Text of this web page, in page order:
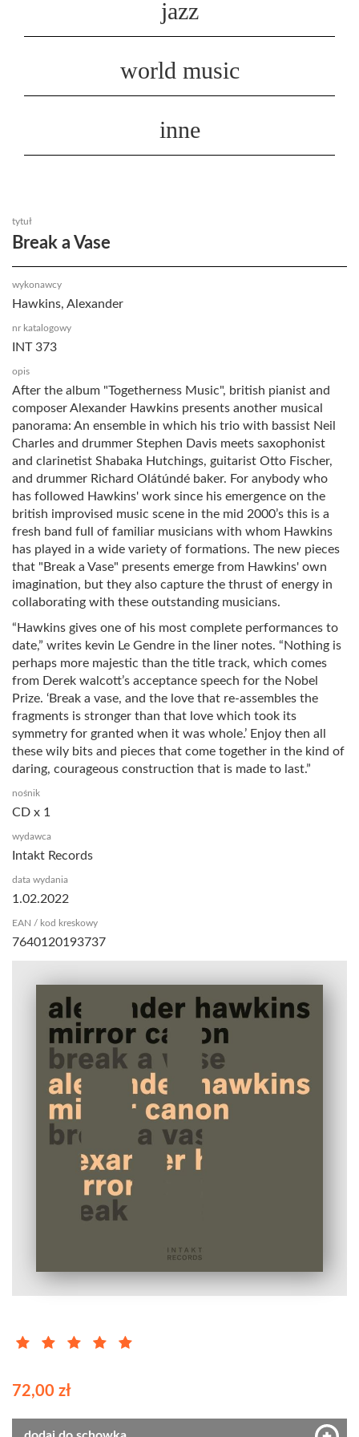
jazz
world music
inne
tytuł
Break a Vase
wykonawcy
Hawkins, Alexander
nr katalogowy
INT 373
opis
After the album "Togetherness Music", british pianist and
composer Alexander Hawkins presents another musical
panorama: An ensemble in which his trio with bassist Neil
Charles and drummer Stephen Davis meets saxophonist
and clarinetist Shabaka Hutchings, guitarist Otto Fischer,
and drummer Richard Olátúndé baker. For anybody who
has followed Hawkins' work since his emergence on the
british improvised music scene in the mid 2000’s this is a
fresh band full of familiar musicians with whom Hawkins
has played in a wide variety of formations. The new pieces
that "Break a Vase" presents emerge from Hawkins' own
imagination, but they also capture the thrust of energy in
collaborating with these outstanding musicians.
“Hawkins gives one of his most complete performances to
date,” writes kevin Le Gendre in the liner notes. “Nothing is
perhaps more majestic than the title track, which comes
from Derek walcott’s acceptance speech for the Nobel
Prize. ‘Break a vase, and the love that re-assembles the
fragments is stronger than that love which took its
symmetry for granted when it was whole.’ Enjoy then all
these wily bits and pieces that come together in the kind of
daring, courageous construction that is made to last.”
nośnik
CD x 1
wydawca
Intakt Records
data wydania
1.02.2022
EAN / kod kreskowy
7640120193737
72,00 zł